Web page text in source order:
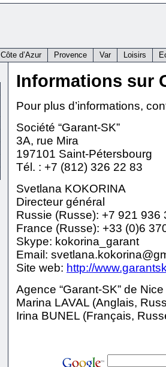
Côte d’Azur Provence Var Loisirs
Informations sur
Pour plus d’informations,
Société “Garant-SK”
3A, rue Mira
197101 Saint-Pétersbourg
Tél. : +7 (812) 326 22 83
Svetlana KOKORINA
Directeur général
Russie (Russe): +7 921 936
France (Russe): +33 (0)6
Skype: kokorina_garant
Email:
Site web: http://
Agence “Garant-SK” de
Marina LAVAL (Anglais,
Irina BUNEL (Français,